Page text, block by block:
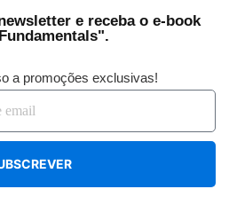
e receba o e-book
a promoções exclusivas!